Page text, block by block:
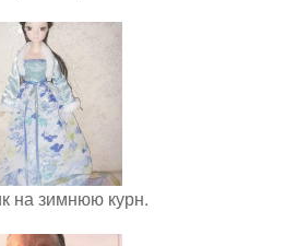
на зимнюю курн.